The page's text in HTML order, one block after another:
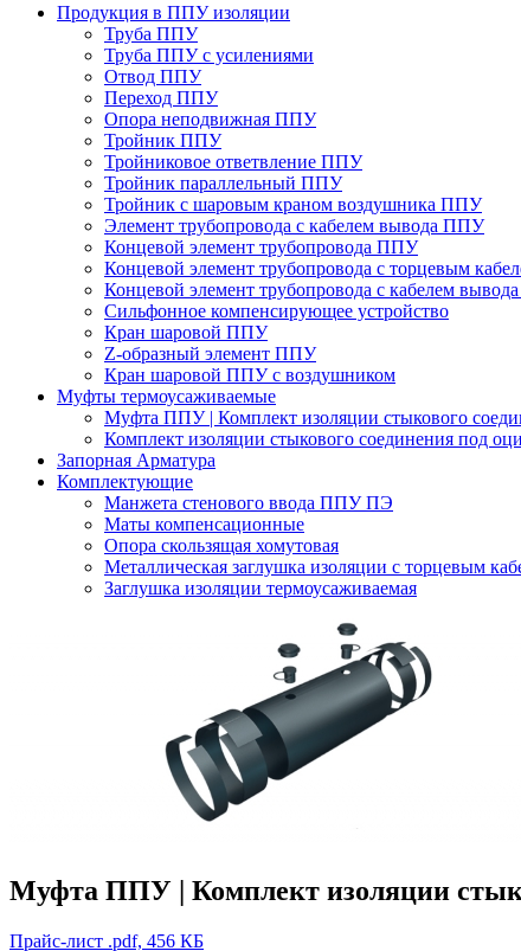
Продукция в ППУ изоляции
Труба ППУ
Труба ППУ с усилениями
Отвод ППУ
Переход ППУ
Опора неподвижная ППУ
Тройник ППУ
Тройниковое ответвление ППУ
Тройник параллельный ППУ
Тройник с шаровым краном воздушника ППУ
Элемент трубопровода с кабелем вывода ППУ
Концевой элемент трубопровода ППУ
Концевой элемент трубопровода с торцевым
Концевой элемент трубопровода с кабелем
Сильфонное компенсирующее устройство
Кран шаровой ППУ
Z-образный элемент ППУ
Кран шаровой ППУ с воздушником
Муфты термоусаживаемые
Муфта ППУ | Комплект изоляции стыкового
Комплект изоляции стыкового соединения под
Запорная Арматура
Комплектующие
Манжета стенового ввода ППУ ПЭ
Маты компенсационные
Опора скользящая хомутовая
Металлическая заглушка изоляции с торцевым
Заглушка изоляции термоусаживаемая
Муфта ППУ | Комплект изоляции
Прайс-лист .pdf, 456 КБ